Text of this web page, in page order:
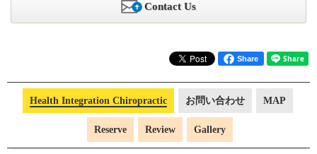
Contact Us
Share
Health Integration Chiropractic お問い合わせ MAP
Reserve Review Gallery